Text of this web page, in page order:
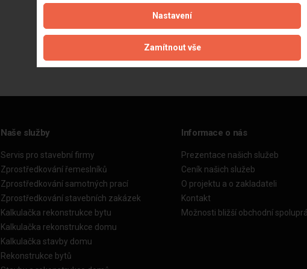
Aktualizováno z portálu ARES dne 03.12.2025 00:00:02
Naše služby
Servis pro stavební firmy
Zprostředkování řemeslníků
Zprostředkování samotných prací
Zprostředkování stavebních zakázek
Kalkulačka rekonstrukce bytu
Kalkulačka rekonstrukce domu
Kalkulačka stavby domu
Rekonstrukce bytů
Informace o nás
Prezentace našich služeb
Ceník našich služeb
O projektu a o zakladateli
Kontakt
Možnosti bližší obchodní
Nastavení
Zamítnout vše